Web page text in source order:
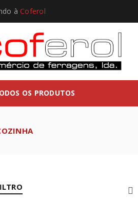
à Coferol
OS PRODUTOS